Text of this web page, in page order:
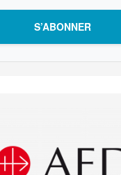
S’ABONNER